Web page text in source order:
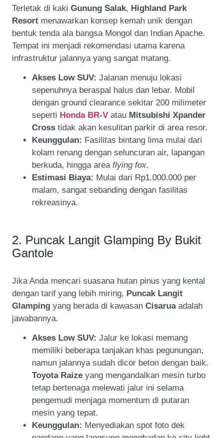
Terletak di kaki Gunung Salak, Highland Park
Resort menawarkan konsep kemah unik dengan
bentuk tenda ala bangsa Mongol dan Indian Apache.
Tempat ini menjadi rekomendasi utama karena
infrastruktur jalannya yang sangat matang.
Akses Low SUV: Jalanan menuju lokasi
sepenuhnya beraspal halus dan lebar. Mobil
dengan ground clearance sekitar 200 milimeter
seperti Honda BR-V atau Mitsubishi Xpander
Cross tidak akan kesulitan parkir di area resor.
Keunggulan: Fasilitas bintang lima mulai dari
kolam renang dengan seluncuran air, lapangan
berkuda, hingga area flying fox.
Estimasi Biaya: Mulai dari Rp1.000.000 per
malam, sangat sebanding dengan fasilitas
rekreasinya.
2. Puncak Langit Glamping By Bukit
Gantole
Jika Anda mencari suasana hutan pinus yang kental
dengan tarif yang lebih miring, Puncak Langit
Glamping yang berada di kawasan Cisaruaadalah
jawabannya.
Akses Low SUV: Jalur ke lokasi memang
memiliki beberapa tanjakan khas pegunungan,
namun jalannya sudah dicor beton dengan baik.
Toyota Raize yang mengandalkan mesin turbo
tetap bertenaga melewati jalur ini selama
pengemudi menjaga momentum di putaran
mesin yang tepat.
Keunggulan: Menyediakan spot foto dek